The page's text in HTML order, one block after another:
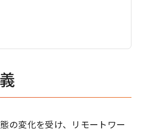
の変化を受け、リモートワー